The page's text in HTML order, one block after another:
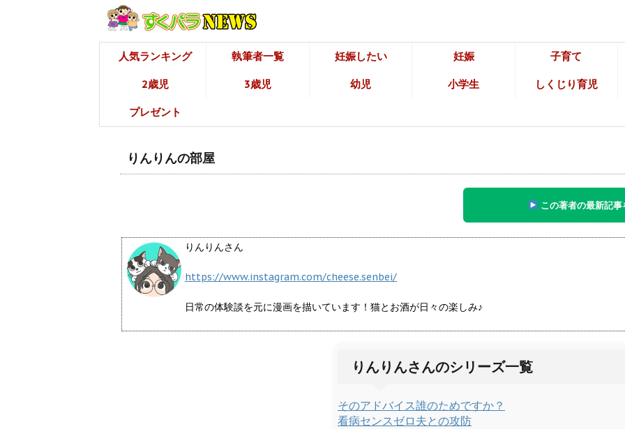
人気ランキング 執筆者一覧 妊娠したい 妊娠 子育て
2歳児 3歳児 幼児 小学生 しくじり育児
プレゼント
りんりんの部屋
この著者の最新記事
りんりんさん
https://www.instagram.com/cheese.senbei/
日常の体験談を元に漫画を描いています！猫とお酒が日々の楽しみ♪
りんりんさんのシリーズ一覧
そのアドバイス誰のためですか？
看病センスゼロ夫との攻防